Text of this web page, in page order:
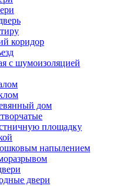
коридор
с шумоизоляцией
дом
площадку
напылением
двери